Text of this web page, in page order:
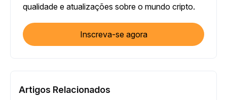
qualidade e atualizações sobre o mundo cripto.
Inscreva-se agora
Artigos Relacionados